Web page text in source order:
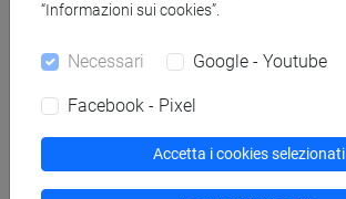
Corsi di studio e percorsi
[FTR3] LETTERE - Laurea
“Informazioni sui cookies”.
Necessari Google - Youtube
Facebook - Pixel
Accetta i cookies selezionati